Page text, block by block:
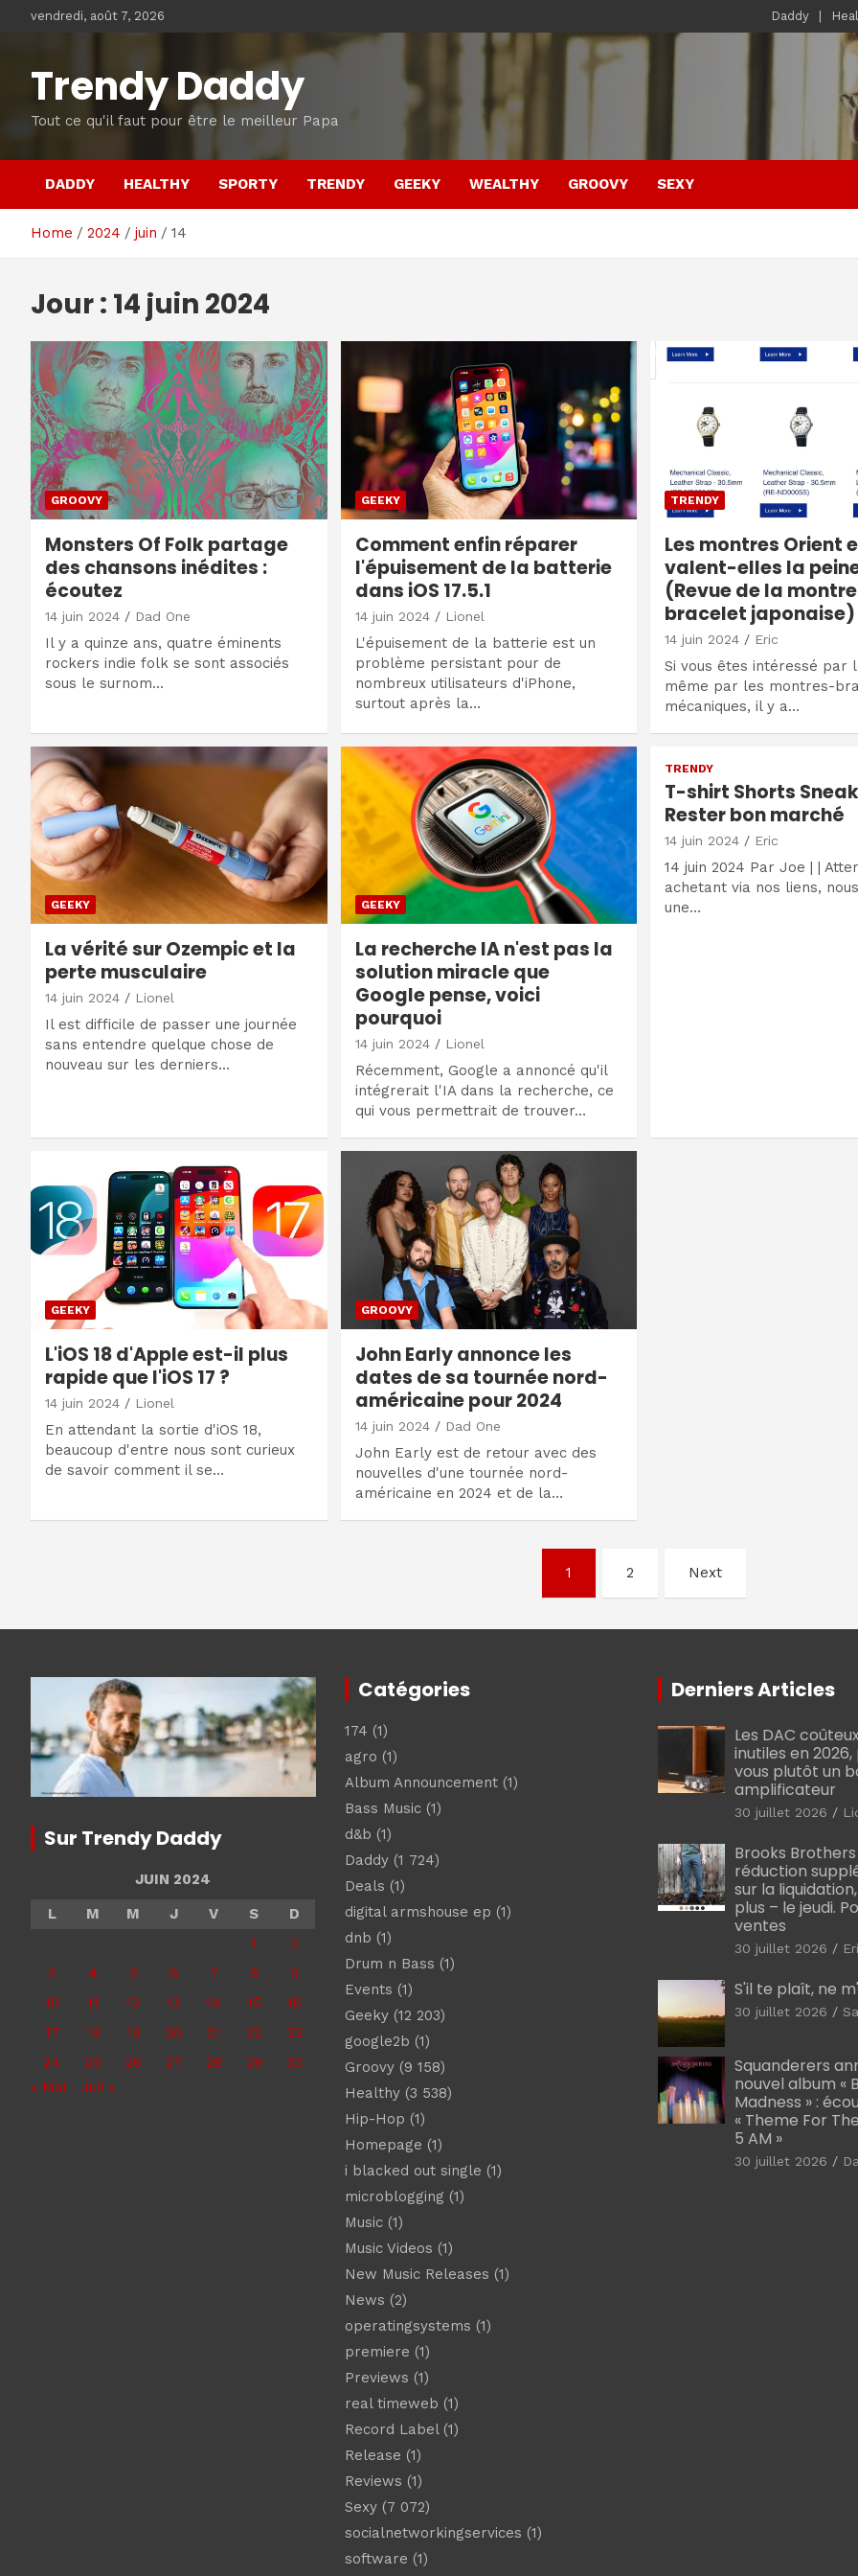
vendredi, août 7, 2026 Daddy
Trendy Daddy
Tout ce qu'il faut pour être le meilleur Papa
DADDY HEALTHY SPORTY TRENDY GEEKY WEALTHY GROOVY SEXY
Home 2024 juin 14
Jour : 14 juin 2024
GROOVY
Monsters Of Folk partage
des chansons inédites :
écoutez
14 juin 2024 Dad One
Il y a quinze ans, quatre éminents
rockers indie folk se sont associés
sous le surnom…
GEEKY
Comment enfin réparer
l'épuisement de la batterie
dans iOS 17.5.1
14 juin 2024 Lionel
L'épuisement de la batterie est un
problème persistant pour de
nombreux utilisateurs d'iPhone,
surtout après la…
TRENDY
Les montres Orient
valent-elles la
(Revue de la
bracelet japonaise)
14 juin 2024 Eric
Si vous êtes intéressé par
même par les montres-
mécaniques, il y a…
GEEKY
La vérité sur Ozempic et la
perte musculaire
14 juin 2024 Lionel
Il est difficile de passer une journée
sans entendre quelque chose de
nouveau sur les derniers…
GEEKY
La recherche IA n'est pas la
solution miracle que
Google pense, voici
pourquoi
14 juin 2024 Lionel
Récemment, Google a annoncé qu'il
intégrerait l'IA dans la recherche, ce
qui vous permettrait de trouver…
TRENDY
T-shirt Shorts
Rester bon marché
14 juin 2024 Eric
14 juin 2024 Par Joe | |
achetant via nos liens,
une…
GEEKY
L'iOS 18 d'Apple est-il plus
rapide que l'iOS 17 ?
14 juin 2024 Lionel
En attendant la sortie d'iOS 18,
beaucoup d'entre nous sont curieux
de savoir comment il se…
GROOVY
John Early annonce les
dates de sa tournée nord-
américaine pour 2024
14 juin 2024 Dad One
John Early est de retour avec des
nouvelles d'une tournée nord-
américaine en 2024 et de la…
1 2 Next
Sur Trendy Daddy
JUIN 2024
L
M M J V S
D
1
2
3
4 5 6 7 8
9
10
11 12 13 14 15
16
17
18 19 20 21 22
23
24
25 26 27 28 29
30
« Mai
Juil »
Catégories
174 (1)
agro (1)
Album Announcement(1)
Bass Music(1)
d&b (1)
Daddy(1 724)
Deals (1)
digital armshouse ep (1)
dnb (1)
Drum n Bass (1)
Events (1)
Geeky(12 203)
google2b (1)
Groovy(9 158)
Healthy(3 538)
Hip-Hop (1)
Homepage (1)
i blacked out single (1)
microblogging (1)
Music(1)
Music Videos (1)
New Music Releases (1)
News (2)
operatingsystems (1)
premiere (1)
Previews (1)
real timeweb (1)
Record Label(1)
Release (1)
Reviews (1)
Sexy(7 072)
socialnetworkingservices (1)
software (1)
Derniers Articles
Les DAC
inutiles en
vous plutôt un
amplificateur
30 juillet 2026
Brooks Brothers
réduction
sur la
plus – le jeudi.
ventes
30 juillet 2026
S'il te plaît, ne
30 juillet 2026
Squanderers
nouvel album «
Madness » :
« Theme For
5 AM »
30 juillet 2026